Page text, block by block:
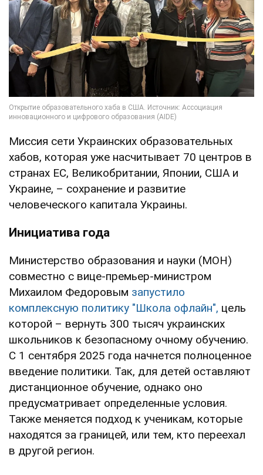
Миссия сети Украинских образовательных
хабов, которая уже насчитывает 70 центров в
странах ЕС, Великобритании, Японии, США и
Украине, – сохранение и развитие
человеческого капитала Украины.
Инициатива года
Министерство образования и науки (МОН)
совместно с вице-премьер-министром
Михаилом Федоровым запустило
комплексную политику "Школа офлайн", цель
которой – вернуть 300 тысяч украинских
школьников к безопасному очному обучению.
С 1 сентября 2025 года начнется полноценное
введение политики. Так, для детей оставляют
дистанционное обучение, однако оно
предусматривает определенные условия.
Также меняется подход к ученикам, которые
находятся за границей, или тем, кто переехал
в другой регион.